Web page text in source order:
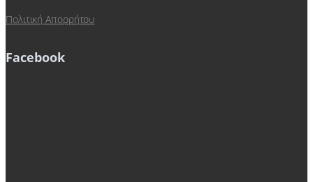
Πολιτική Απορρήτου
Facebook